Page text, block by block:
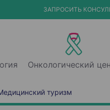
ЗАПРОСИТЬ
Онкологический
туризм